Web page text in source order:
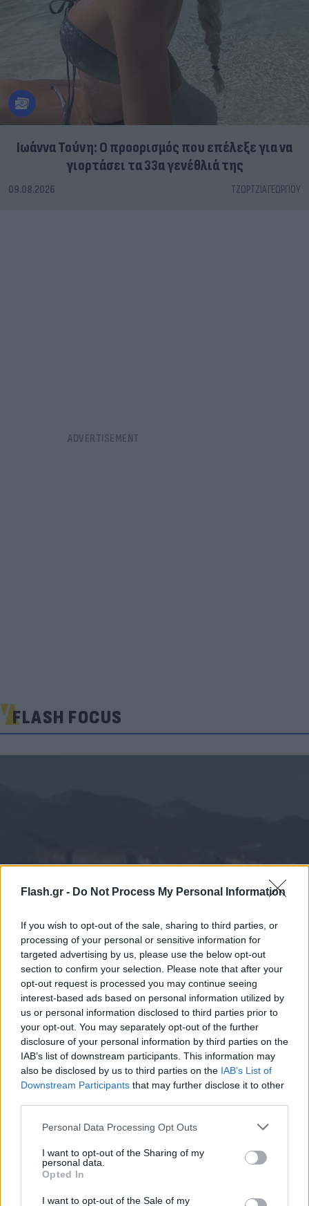
Flash.gr - Do Not Process My Personal Information
If you wish to opt-out of the sale, sharing to third parties, or
processing of your personal or sensitive information for
targeted advertising by us, please use the below opt-out
section to confirm your selection. Please note that after your
opt-out request is processed you may continue seeing
interest-based ads based on personal information utilized by
us or personal information disclosed to third parties prior to
your opt-out. You may separately opt-out of the further
disclosure of your personal information by third parties on the
IAB’s list of downstream participants. This information may
also be disclosed by us to third parties on the IAB’s List of
Downstream Participants that may further disclose it to other
Please note that this website/app uses one or more Google
not limited to your visit or usage behaviour. You may click to
grant or deny consent to Google and its third-party tags to
use your data for below specified purposes in below Google
consent section.
Personal Data Processing Opt Outs
I want to opt-out of the Sharing of my
personal data.
Opted In
I want to opt-out of the Sale of my
Ιωάννα Τούνη: Ο προορισμός που επέλεξε για να
γιορτάσει τα 33α γενέθλιά της
09.08.2026 ΤΖΏΡΤΖΙΑ ΓΕΩΡΓΊΟΥ
FLASH FOCUS
Μήλος: «Πάρκαρε» ελικόπτερο στο
Σαρακήνικο και πήγε για μπάνιο με την
παρέα του
09.08.2026